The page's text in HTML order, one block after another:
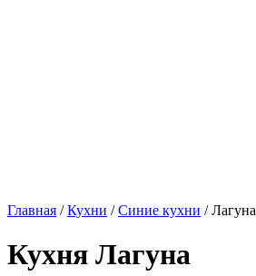
Главная /Кухни /Синие кухни / Лагуна
Кухня Лагуна